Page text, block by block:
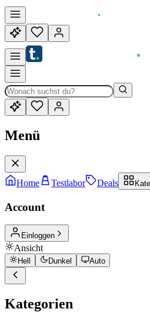
Menü
Home Testlabor Deals
Account
Einloggen
Ansicht
Hell Dunkel Auto
Kategorien